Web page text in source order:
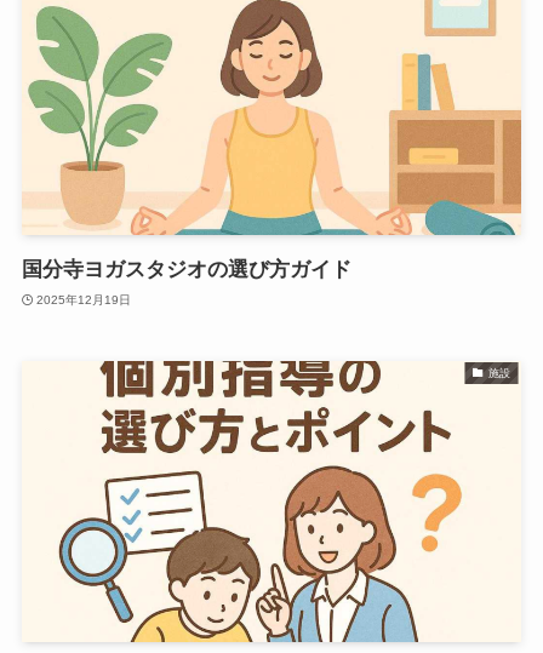
国分寺ヨガスタジオの選び方ガイド
2025年12月19日
施設